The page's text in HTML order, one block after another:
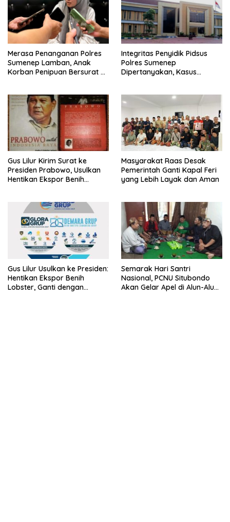
Merasa Penanganan Polres
Sumenep Lamban, Anak
Korban Penipuan Bersurat ke
Integritas Penyidik Pidsus
Polres Sumenep
Dipertanyakan, Kasus
Kepastian
Gus Lilur Kirim Surat ke
Presiden Prabowo, Usulkan
Hentikan Ekspor Benih
Masyarakat Raas Desak
Pemerintah Ganti Kapal Feri
yang Lebih Layak dan Aman
Gus Lilur Usulkan ke Presiden:
Hentikan Ekspor Benih
Lobster, Ganti dengan
Semarak Hari Santri
Nasional, PCNU Situbondo
Akan Gelar Apel di Alun-Alun